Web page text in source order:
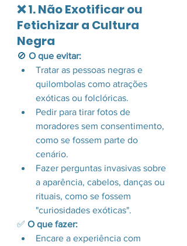
❌ 1. Não Exotificar ou
Fetichizar a Cultura
Negra
🚫 O que evitar:
Tratar as pessoas negras e
quilombolas como atrações
exóticas ou folclóricas.
Pedir para tirar fotos de
moradores sem consentimento,
como se fossem parte do
cenário.
Fazer perguntas invasivas sobre
a aparência, cabelos, danças ou
rituais, como se fossem
"curiosidades exóticas".
✅ O que fazer:
Encare a experiência com